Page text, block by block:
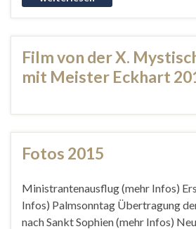
Film von der X.
mit Meister Eckhart
Fotos 2015
Ministrantenausflug (mehr Infos)
Infos) Palmsonntag Übertragung
nach Sankt Sophien (mehr Infos)